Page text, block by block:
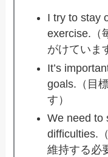
I try to stay
exercise.（
がけていま
It’s
goals.（目
す）
We need to
difficulties.
維持する必